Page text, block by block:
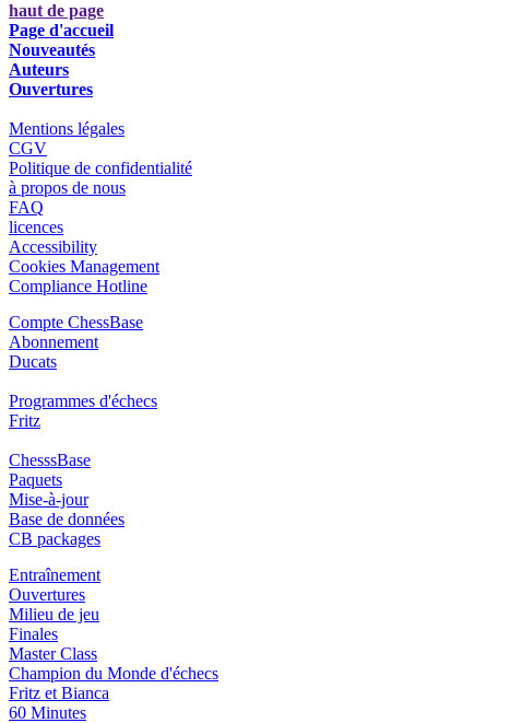
haut de page
Page d'accueil
Nouveautés
Auteurs
Ouvertures
Mentions légales
CGV
Politique de confidentialité
à propos de nous
FAQ
licences
Accessibility
Cookies Management
Compliance Hotline
Compte ChessBase
Abonnement
Ducats
Programmes d'échecs
Fritz
ChesssBase
Paquets
Mise-à-jour
Base de données
CB packages
Entraînement
Ouvertures
Milieu de jeu
Finales
Master Class
Champion du Monde d'échecs
Fritz et Bianca
60 Minutes